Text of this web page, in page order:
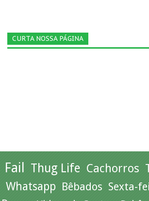
CURTA NOSSA PÁGINA
Fail Thug Life Cachorros
Whatsapp Bêbados Sexta-